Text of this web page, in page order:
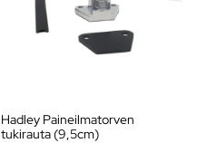
Hadley Paineilmatorven
tukirauta (9,5cm)